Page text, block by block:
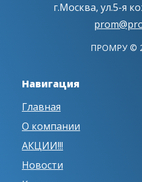
г.Москва, ул.5-я
ПРОМРУ ©
Навигация
Главная
О компании
АКЦИИ!!!
Новости